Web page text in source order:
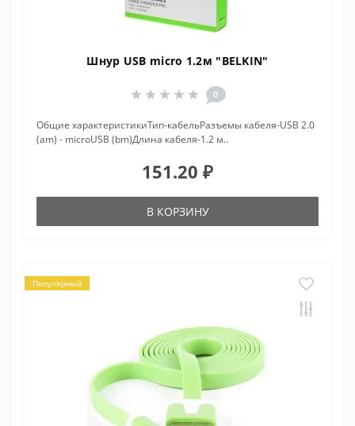
Шнур USB micro 1.2м "BELKIN"
0
Общие характеристикиТип-кабельРазъемы кабеля-USB 2.0
(am) - microUSB (bm)Длина кабеля-1.2 м..
151.20 ₽
В КОРЗИНУ
Популярный